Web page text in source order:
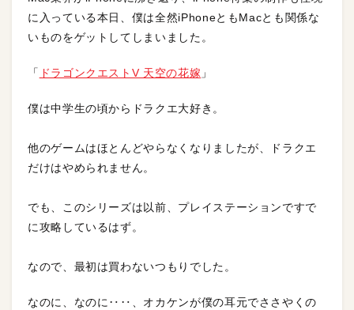
に入っている本日、僕は全然iPhoneともMacとも関係な
いものをゲットしてしまいました。
「 ドラゴンクエストV 天空の花嫁 」
僕は中学生の頃からドラクエ大好き。
他のゲームはほとんどやらなくなりましたが、ドラクエ
だけはやめられません。
でも、このシリーズは以前、プレイステーションですで
に攻略しているはず。
なので、最初は買わないつもりでした。
なのに、なのに‥‥、オカケンが僕の耳元でささやくの